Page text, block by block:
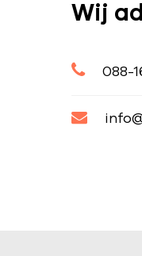
Wij
088-